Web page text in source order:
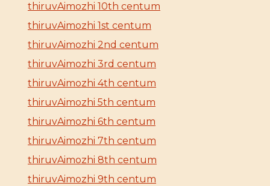
thiruvAimozhi 10th centum
thiruvAimozhi 1st centum
thiruvAimozhi 2nd centum
thiruvAimozhi 3rd centum
thiruvAimozhi 4th centum
thiruvAimozhi 5th centum
thiruvAimozhi 6th centum
thiruvAimozhi 7th centum
thiruvAimozhi 8th centum
thiruvAimozhi 9th centum